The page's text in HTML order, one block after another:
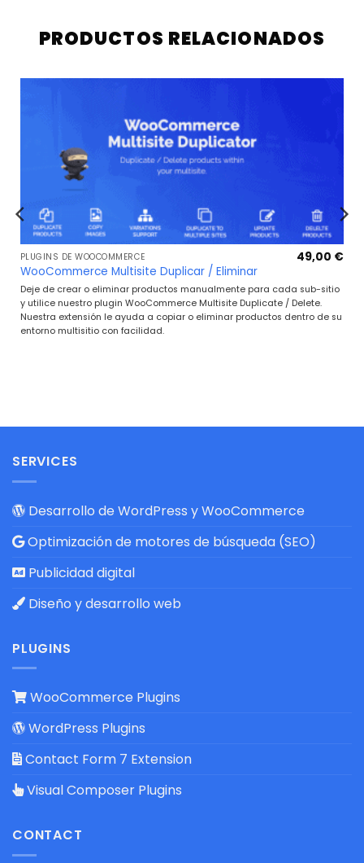
PRODUCTOS RELACIONADOS
PLUGINS DE WOOCOMMERCE
WooCommerce Multisite Duplicar / Eliminar
49,00 €
Deje de crear o eliminar productos manualmente para cada sub-sitio
y utilice nuestro plugin WooCommerce Multisite Duplicate / Delete.
Nuestra extensión le ayuda a copiar o eliminar productos dentro de su
entorno multisitio con facilidad.
Rango
precios:
desde
19,95 €
hasta
99,95 €
SERVICES
Desarrollo de WordPress y WooCommerce
Optimización de motores de búsqueda (SEO)
Publicidad digital
Diseño y desarrollo web
PLUGINS
WooCommerce Plugins
WordPress Plugins
Contact Form 7 Extension
Visual Composer Plugins
CONTACT